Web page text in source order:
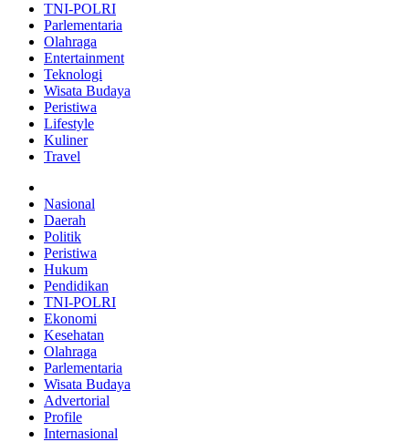
TNI-POLRI
Parlementaria
Olahraga
Entertainment
Teknologi
Wisata Budaya
Peristiwa
Lifestyle
Kuliner
Travel
Nasional
Daerah
Politik
Peristiwa
Hukum
Pendidikan
TNI-POLRI
Ekonomi
Kesehatan
Olahraga
Parlementaria
Wisata Budaya
Advertorial
Profile
Internasional